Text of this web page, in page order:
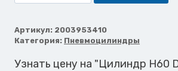
H60
D40
M40X1,5
Артикул: 2003953410
Категория: Пневмоцилиндры
Узнать цену на "Цилиндр H60